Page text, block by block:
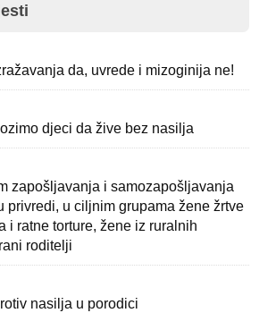
da, uvrede i mizoginija ne!
djeci da žive bez nasilja
zapošljavanja i samozapošljavanja
privredi, u ciljnim grupama žene žrtve
i ratne torture, žene iz ruralnih
roditelji
nasilja u porodici